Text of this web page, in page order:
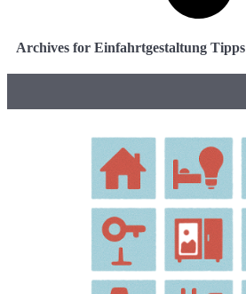
Archives for Einfahrtgestaltung Tipps